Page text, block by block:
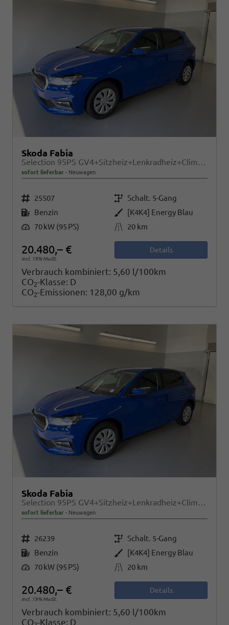
Skoda Fabia
Selection 95PS GV4+Sitzheiz+Lenkradheiz+Climatronic+Sunset+AppConnect+PDC
sofort lieferbar Neuwagen
Fahrzeugnr. 25507 Getriebe Schalt. 5-Gang
Kraftstoff Benzin Außenfarbe
[K4K4] Energy Blau
Leistung 70 kW (95 PS) Kilometerstand 20 km
20.480,– €
incl. 19% MwSt.
Details
Verbrauch kombiniert: 5,60 l/100km
CO2-Klasse: D
CO2-Emissionen: 128,00 g/km
Skoda Fabia
Selection 95PS GV4+Sitzheiz+Lenkradheiz+Climatronic+Sunset+AppConnect+PDC
sofort lieferbar Neuwagen
Fahrzeugnr. 26239 Getriebe Schalt. 5-Gang
Kraftstoff Benzin Außenfarbe
[K4K4] Energy Blau
Leistung 70 kW (95 PS) Kilometerstand 20 km
20.480,– €
incl. 19% MwSt.
Details
Verbrauch kombiniert: 5,60 l/100km
CO -Klasse: D